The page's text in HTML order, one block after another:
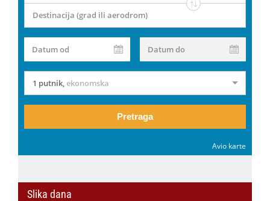
Destinacija (grad ili aerodrom)
Datum od Datum do
1 putnik,ekonomska
Pretraga
Avio karte
Slika dana